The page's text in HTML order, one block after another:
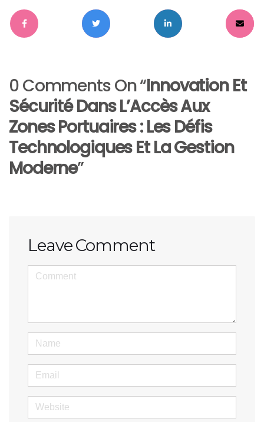
0 Comments On “Innovation Et
Sécurité Dans L’Accès Aux
Zones Portuaires : Les Défis
Technologiques Et La Gestion
Moderne”
Leave Comment
<b>Comment</b> ( * )
Name
Email
Website